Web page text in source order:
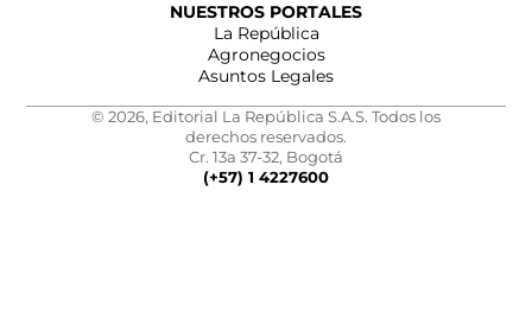
NUESTROS PORTALES
La República
Agronegocios
Asuntos Legales
© 2026, Editorial La República S.A.S. Todos los
derechos reservados.
Cr. 13a 37-32, Bogotá
(+57) 1 4227600